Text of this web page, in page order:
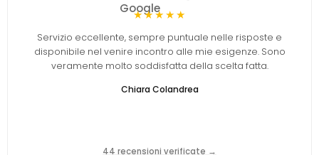
★★★★★
Servizio eccellente, sempre puntuale nelle risposte e
disponibile nel venire incontro alle mie esigenze. Sono
veramente molto soddisfatta della scelta fatta.
Chiara Colandrea
44 recensioni verificate →